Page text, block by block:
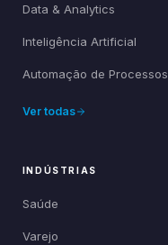
Data & Analytics
Inteligência Artificial
Automação de Processos
Ver todas
INDÚSTRIAS
Saúde
Varejo